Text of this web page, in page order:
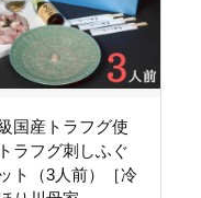
国産トラフグ使
ラフグ刺しふぐ
ト（3人前）［冷